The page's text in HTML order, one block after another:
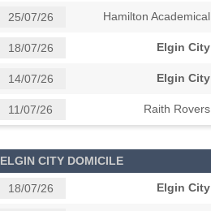
25/07/26 Hamilton Academical
18/07/26 Elgin City
14/07/26 Elgin City
11/07/26 Raith Rovers
ELGIN CITY DOMICILE
18/07/26 Elgin City